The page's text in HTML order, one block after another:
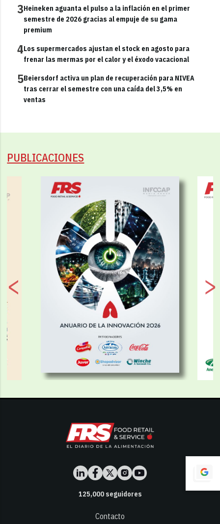
3Heineken aguanta el pulso a la inflación en el primer
semestre de 2026 gracias al empuje de su gama
premium
4Los supermercados ajustan el stock en agosto para
frenar las mermas por el calor y el éxodo vacacional
5Beiersdorf activa un plan de recuperación para NIVEA
tras cerrar el semestre con una caída del 3,5% en
ventas
PUBLICACIONES
125,000seguidores
Contacto